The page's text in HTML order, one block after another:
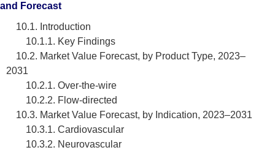
and Forecast
10.1. Introduction
10.1.1. Key Findings
10.2. Market Value Forecast, by Product Type, 2023–
2031
10.2.1. Over-the-wire
10.2.2. Flow-directed
10.3. Market Value Forecast, by Indication, 2023–2031
10.3.1. Cardiovascular
10.3.2. Neurovascular